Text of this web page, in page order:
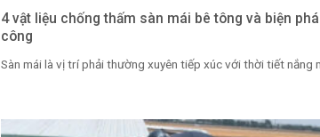
4 vật liệu chống thấm sàn mái bê tông và biện
công
Sàn mái là vị trí phải thường xuyên tiếp xúc với thời tiết nắng